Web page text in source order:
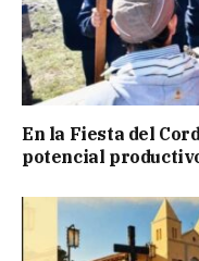
En la Fiesta del
potencial